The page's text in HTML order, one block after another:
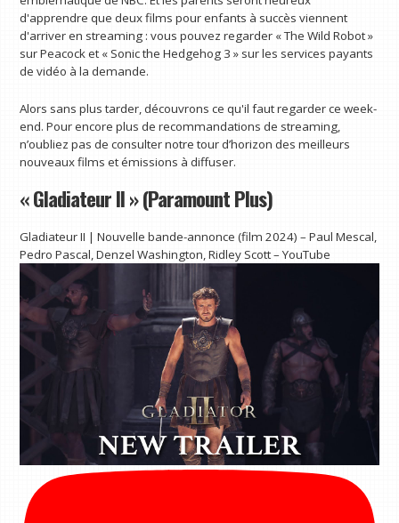
d'apprendre que deux films pour enfants à succès viennent
d'arriver en streaming : vous pouvez regarder « The Wild Robot »
sur Peacock et « Sonic the Hedgehog 3 » sur les services payants
de vidéo à la demande.
Alors sans plus tarder, découvrons ce qu'il faut regarder ce week-
end. Pour encore plus de recommandations de streaming,
n’oubliez pas de consulter notre tour d’horizon des meilleurs
nouveaux films et émissions à diffuser.
« Gladiateur II » (Paramount Plus)
Gladiateur II | Nouvelle bande-annonce (film 2024) – Paul Mescal,
Pedro Pascal, Denzel Washington, Ridley Scott – YouTube